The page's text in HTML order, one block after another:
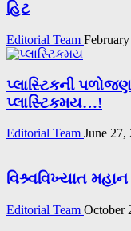
હિટ
Editorial Team
પ્લાસ્ટિકની
પ્લાસ્ટિકમય…!
Editorial Team June 27,
વિશ્ર્વવિખ્યાત
Editorial Team October